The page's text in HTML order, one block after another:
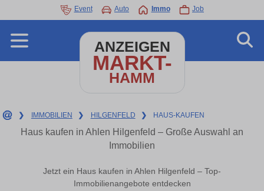
Event Auto Immo Job
ANZEIGEN
MARKT-
HAMM
❯ IMMOBILIEN ❯ HILGENFELD ❯ HAUS-KAUFEN
Haus kaufen in Ahlen Hilgenfeld – Große Auswahl an
Immobilien
Jetzt ein Haus kaufen in Ahlen Hilgenfeld – Top-
Immobilienangebote entdecken